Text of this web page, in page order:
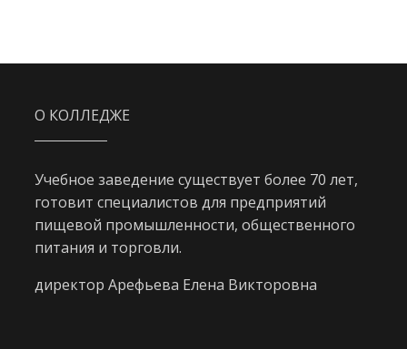
О КОЛЛЕДЖЕ
Учебное заведение существует более 70 лет,
готовит специалистов для предприятий
пищевой промышленности, общественного
питания и торговли.
директор Арефьева Елена Викторовна